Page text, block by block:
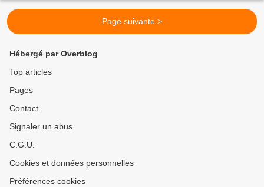
Page suivante >
Hébergé par Overblog
Top articles
Pages
Contact
Signaler un abus
C.G.U.
Cookies et données personnelles
Préférences cookies